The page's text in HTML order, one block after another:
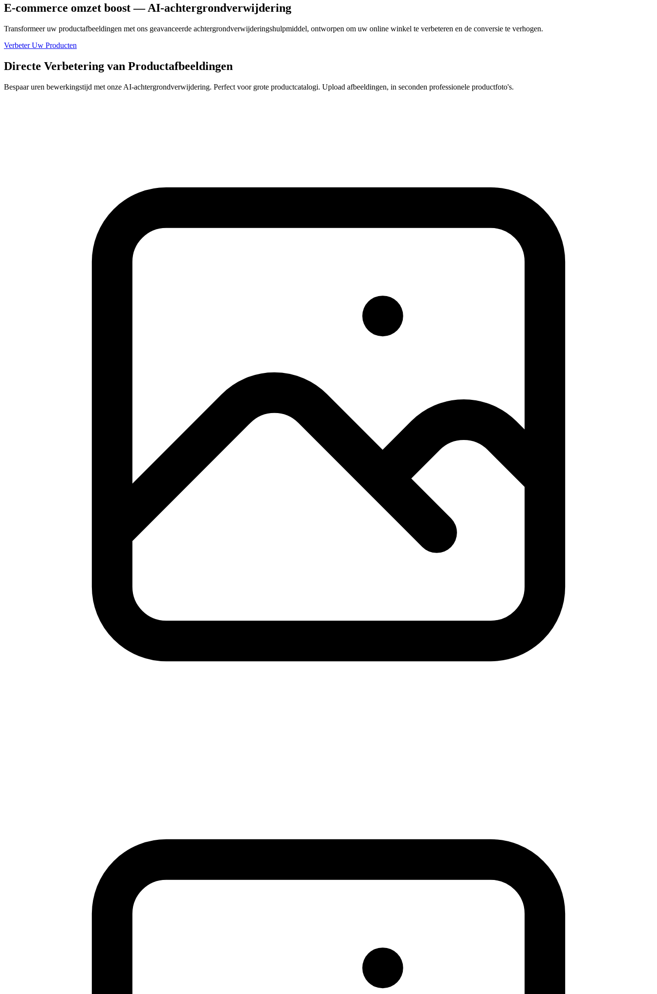
E-commerce omzet boost — AI-achtergrondverwijdering
Transformeer uw productafbeeldingen met ons geavanceerde achtergrondverwijderingshulpmiddel, ontworpen om uw online winkel te verbeteren en de conversie te verhogen.
Verbeter Uw Producten
Directe Verbetering van Productafbeeldingen
Bespaar uren bewerkingstijd met onze AI-achtergrondverwijdering. Perfect voor grote productcatalogi. Upload afbeeldingen, in seconden professionele productfoto's.